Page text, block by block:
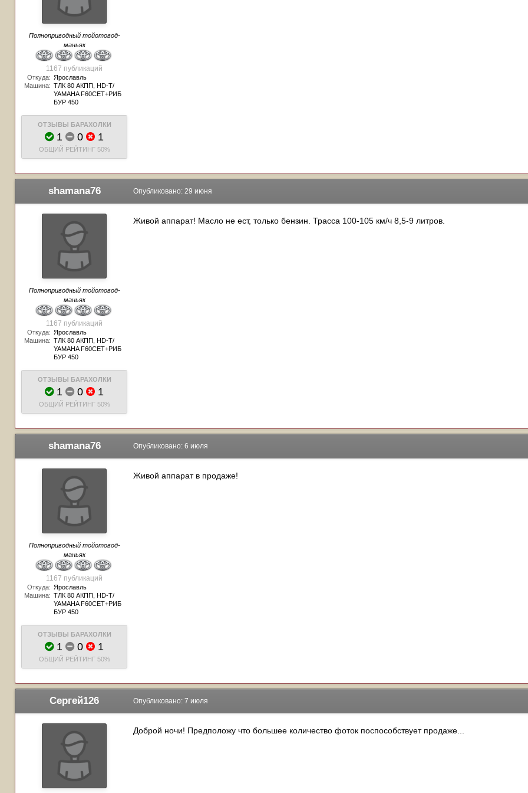
Полноприводный тойотовод-
маньяк
1167 публикаций
Откуда: Ярославль
Машина: ТЛК 80 АКПП, HD-T/
YAMAHA F60CET+РИБ
БУР 450
ОТЗЫВЫ БАРАХОЛКИ
1 0 1
ОБЩИЙ РЕЙТИНГ 50%
shamana76
Полноприводный тойотовод-
маньяк
1167 публикаций
Откуда: Ярославль
Машина: ТЛК 80 АКПП, HD-T/
YAMAHA F60CET+РИБ
БУР 450
ОТЗЫВЫ БАРАХОЛКИ
1 0 1
ОБЩИЙ РЕЙТИНГ 50%
Опубликовано: 29 июня
Живой аппарат! Масло не ест, только бензин. Трасса 100-105 км/ч 8,5-9 литров.
shamana76
Полноприводный тойотовод-
маньяк
1167 публикаций
Откуда: Ярославль
Машина: ТЛК 80 АКПП, HD-T/
YAMAHA F60CET+РИБ
БУР 450
ОТЗЫВЫ БАРАХОЛКИ
1 0 1
ОБЩИЙ РЕЙТИНГ 50%
Опубликовано: 6 июля
Живой аппарат в продаже!
Сергей126 Опубликовано: 7 июля
Доброй ночи! Предположу что большее количество фоток поспособствует продаже...